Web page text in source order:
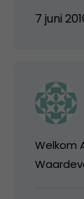
7 juni
Welkom